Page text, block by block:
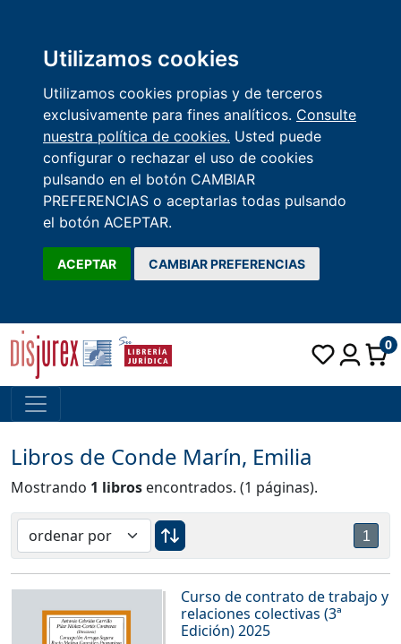
Utilizamos cookies
Utilizamos cookies propias y de terceros
exclusivamente para fines analíticos. Consulte
nuestra política de cookies. Usted puede
configurar o rechazar el uso de cookies
pulsando en el botón CAMBIAR
PREFERENCIAS o aceptarlas todas pulsando
el botón ACEPTAR.
ACEPTAR CAMBIAR PREFERENCIAS
0
Libros de Conde Marín, Emilia
Mostrando 1 libros encontrados. (1 páginas).
1
Curso de contrato de trabajo y
relaciones colectivas (3ª
Edición) 2025